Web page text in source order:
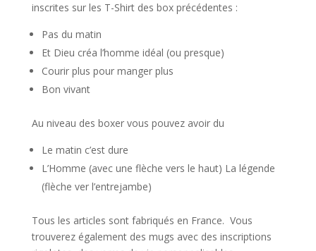
inscrites sur les T-Shirt des box précédentes :
Pas du matin
Et Dieu créa l’homme idéal (ou presque)
Courir plus pour manger plus
Bon vivant
Au niveau des boxer vous pouvez avoir du
Le matin c’est dure
L’Homme (avec une flèche vers le haut) La légende
(flèche ver l’entrejambe)
Tous les articles sont fabriqués en France. Vous
trouverez également des mugs avec des inscriptions